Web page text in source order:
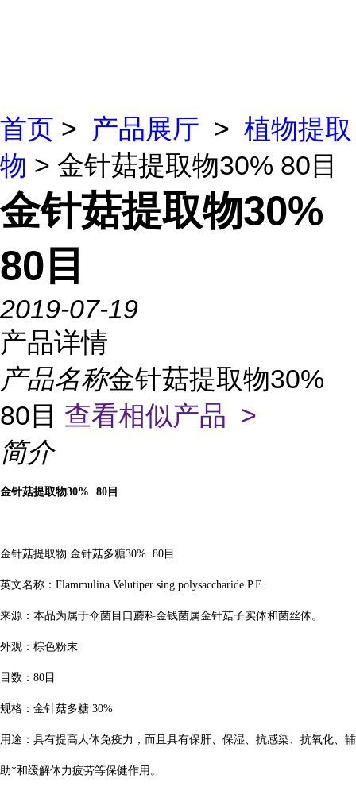
首页 > 产品展厅 > 植物提取
物 > 金针菇提取物30% 80目
金针菇提取物30%
80目
2019-07-19
产品详情
产品名称金针菇提取物30%
80目 查看相似产品 >
简介
金针菇提取物30% 80 目
金针菇提取物 金针菇多糖30% 80 目
英文名称： Flammulina Velutiper sing polysaccharide P.E.
来源：本品为属于伞菌目口蘑科金钱菌属金针菇子实体和菌丝体。
外观：棕色粉末
目数： 80 目
规格： 金针菇多糖 30%
用途：具有提高人体免疫力，而且具有保肝、保湿、抗感染、抗氧化、辅
助*和缓解体力疲劳等保健作用。